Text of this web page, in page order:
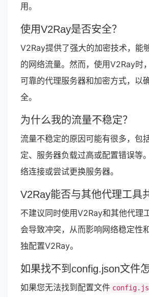
用。
使用V2Ray是否安全？
V2Ray提供了强大的加密技术，能
的网络流量。然而，使用V2Ray时
可靠的代理服务器和加密方式，以
全。
为什么我的流量不稳定？
流量不稳定的原因可能有很多，包
定、服务器负载过高或配置错误等
络连接或尝试更换服务器。
V2Ray能否与其他代理工具
不建议同时使用V2Ray和其他代理
会导致冲突，从而影响网络稳定性
独配置V2Ray。
如果找不到config.json文件
如果您无法找到配置文件